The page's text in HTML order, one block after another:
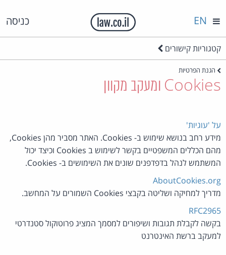
כניסה EN
קטגוריות קישורים
הגנת הפרטיות
Cookies ומעקב מקוון
על 'עוגיות'
מידע רחב בנושא שימוש ב- Cookies. האתר מסביר מהן Cookies,
מהם הכללים המשפטיים בקשר לשימוש ב Cookies וכיצד יכול
המשתמש לנהל בדפדפנים שונים את השימושים ב- Cookies.
AboutCookies.org
מדריך למחיקה ושליטה בקבצי Cookies השמורים על המחשב.
RFC2965
בקשה לקבלת תגובות ושיפורים למסמך המציג פרוטוקול סטנדרטי
למעקב ברשת האינטרנט